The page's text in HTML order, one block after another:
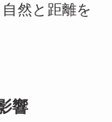
然と距離を
響